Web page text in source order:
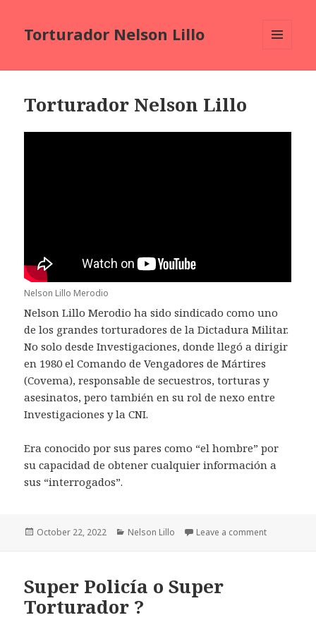
Torturador Nelson Lillo
Torturador Nelson Lillo
Nelson Lillo Merodio
Nelson Lillo Merodio ha sido sindicado como uno
de los grandes torturadores de la Dictadura Militar.
No solo desde Investigaciones, donde llegó a dirigir
en 1980 el Comando de Vengadores de Mártires
(Covema), responsable de secuestros, torturas y
asesinatos, pero también en su rol de nexo entre
Investigaciones y la CNI.
Era conocido por sus pares como “el hombre” por
su capacidad de obtener cualquier información a
sus “interrogados”.
Posted
October 22, 2022 Categories
Nelson Lillo Leave a commenton
Super Policía o Super
Torturador ?